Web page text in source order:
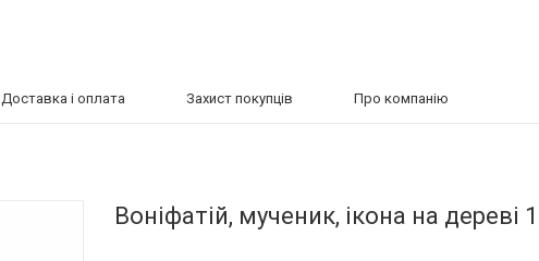
Доставка і оплата Захист покупців Про компанію
Воніфатій, мученик, ікона на